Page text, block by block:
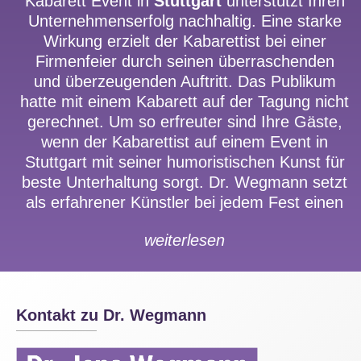
Wettbewerbs hilft Ihnen Dr. Wegmann bei der
Kundenbindung und bei der
Neukundengewinnung. Beste Referenzen
erhielt der Unterhaltungskünstler von ersten
Adressen – von C wie Credit Suisse über M
wie Mars bis Z wie Zeitungsverlag Aachen.
Unternehmenserfolg nachhaltig. Eine starke
Wirkung erzielt der Kabarettist bei einer
Firmenfeier durch seinen überraschenden
und überzeugenden Auftritt. Das Publikum
hatte mit einem Kabarett auf der Tagung nicht
gerechnet. Um so erfreuter sind Ihre Gäste,
wenn der Kabarettist auf einem Event in
Stuttgart mit seiner humoristischen Kunst für
beste Unterhaltung sorgt. Dr. Wegmann setzt
als erfahrener Künstler bei jedem Fest einen
Tagungen. Der Vortrag des Kabarettisten wird
Weihnachtsfeier in Stuttgart stets sehr
angetan. Als Künstler auf einem Sommerfest
weiterlesen
Kontakt zu Dr. Wegmann